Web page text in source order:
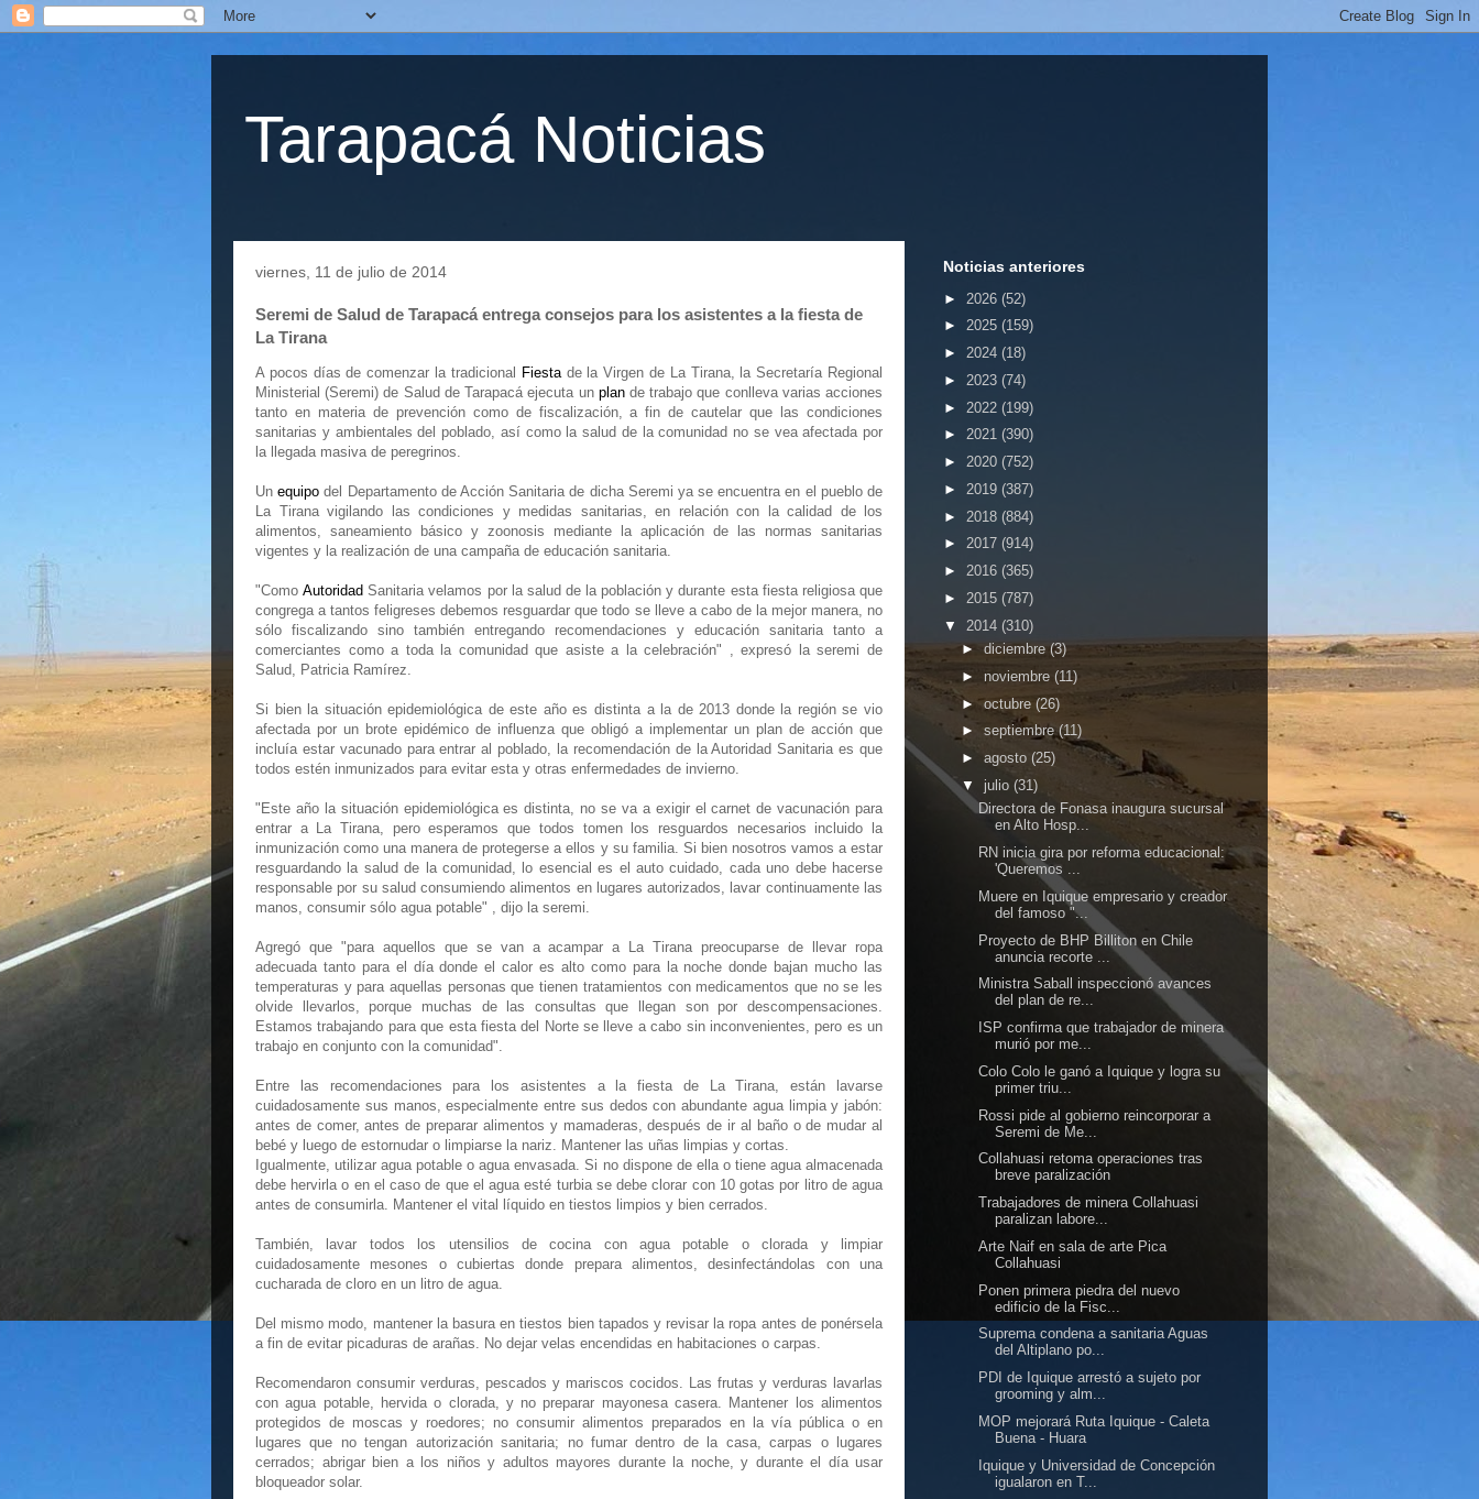
Tarapacá Noticias
viernes, 11 de julio de 2014
Seremi de Salud de Tarapacá entrega consejos para los asistentes a la fiesta de
La Tirana
A pocos días de comenzar la tradicional Fiesta de la Virgen de La Tirana, la Secretaría Regional
Ministerial (Seremi) de Salud de Tarapacá ejecuta un plan de trabajo que conlleva varias acciones
tanto en materia de prevención como de fiscalización, a fin de cautelar que las condiciones
sanitarias y ambientales del poblado, así como la salud de la comunidad no se vea afectada por
la llegada masiva de peregrinos.
Un equipo del Departamento de Acción Sanitaria de dicha Seremi ya se encuentra en el pueblo de
La Tirana vigilando las condiciones y medidas sanitarias, en relación con la calidad de los
alimentos, saneamiento básico y zoonosis mediante la aplicación de las normas sanitarias
vigentes y la realización de una campaña de educación sanitaria.
"Como Autoridad Sanitaria velamos por la salud de la población y durante esta fiesta religiosa que
congrega a tantos feligreses debemos resguardar que todo se lleve a cabo de la mejor manera, no
sólo fiscalizando sino también entregando recomendaciones y educación sanitaria tanto a
comerciantes como a toda la comunidad que asiste a la celebración" , expresó la seremi de
Salud, Patricia Ramírez.
Si bien la situación epidemiológica de este año es distinta a la de 2013 donde la región se vio
afectada por un brote epidémico de influenza que obligó a implementar un plan de acción que
incluía estar vacunado para entrar al poblado, la recomendación de la Autoridad Sanitaria es que
todos estén inmunizados para evitar esta y otras enfermedades de invierno.
"Este año la situación epidemiológica es distinta, no se va a exigir el carnet de vacunación para
entrar a La Tirana, pero esperamos que todos tomen los resguardos necesarios incluido la
inmunización como una manera de protegerse a ellos y su familia. Si bien nosotros vamos a estar
resguardando la salud de la comunidad, lo esencial es el auto cuidado, cada uno debe hacerse
responsable por su salud consumiendo alimentos en lugares autorizados, lavar continuamente las
manos, consumir sólo agua potable" , dijo la seremi.
Agregó que "para aquellos que se van a acampar a La Tirana preocuparse de llevar ropa
adecuada tanto para el día donde el calor es alto como para la noche donde bajan mucho las
temperaturas y para aquellas personas que tienen tratamientos con medicamentos que no se les
olvide llevarlos, porque muchas de las consultas que llegan son por descompensaciones.
Estamos trabajando para que esta fiesta del Norte se lleve a cabo sin inconvenientes, pero es un
trabajo en conjunto con la comunidad".
Entre las recomendaciones para los asistentes a la fiesta de La Tirana, están lavarse
cuidadosamente sus manos, especialmente entre sus dedos con abundante agua limpia y jabón:
antes de comer, antes de preparar alimentos y mamaderas, después de ir al baño o de mudar al
bebé y luego de estornudar o limpiarse la nariz. Mantener las uñas limpias y cortas.
Igualmente, utilizar agua potable o agua envasada. Si no dispone de ella o tiene agua almacenada
debe hervirla o en el caso de que el agua esté turbia se debe clorar con 10 gotas por litro de agua
antes de consumirla. Mantener el vital líquido en tiestos limpios y bien cerrados.
También, lavar todos los utensilios de cocina con agua potable o clorada y limpiar
cuidadosamente mesones o cubiertas donde prepara alimentos, desinfectándolas con una
cucharada de cloro en un litro de agua.
Del mismo modo, mantener la basura en tiestos bien tapados y revisar la ropa antes de ponérsela
a fin de evitar picaduras de arañas. No dejar velas encendidas en habitaciones o carpas.
Recomendaron consumir verduras, pescados y mariscos cocidos. Las frutas y verduras lavarlas
con agua potable, hervida o clorada, y no preparar mayonesa casera. Mantener los alimentos
protegidos de moscas y roedores; no consumir alimentos preparados en la vía pública o en
lugares que no tengan autorización sanitaria; no fumar dentro de la casa, carpas o lugares
cerrados; abrigar bien a los niños y adultos mayores durante la noche, y durante el día usar
bloqueador solar.
Noticias anteriores
► 2026 (52)
► 2025 (159)
► 2024 (18)
► 2023 (74)
► 2022 (199)
► 2021 (390)
► 2020 (752)
► 2019 (387)
► 2018 (884)
► 2017 (914)
► 2016 (365)
► 2015 (787)
▼ 2014 (310)
► diciembre(3)
► noviembre (11)
►octubre (26)
► septiembre(11)
► agosto (25)
▼ julio (31)
Directora de Fonasa inaugura sucursal
en Alto Hosp...
RN inicia gira por reforma educacional:
'Queremos ...
Muere en Iquique empresario y creador
del famoso "...
Proyecto de BHP Billiton en Chile
anuncia recorte ...
Ministra Saball inspeccionó avances
del plan de re...
ISP confirma que trabajador de minera
murió por me...
Colo Colo le ganó a Iquique y logra su
primer triu...
Rossi pide al gobierno reincorporar a
Seremi de Me...
Collahuasi retoma operaciones tras
breve paralización
Trabajadores de minera Collahuasi
paralizan labore...
Arte Naif en sala de arte Pica
Collahuasi
Ponen primera piedra del nuevo
edificio de la Fisc...
Suprema condena a sanitaria Aguas
del Altiplano po...
PDI de Iquique arrestó a sujeto por
grooming y alm...
MOP mejorará Ruta Iquique - Caleta
Buena - Huara
Iquique y Universidad de Concepción
igualaron en T...